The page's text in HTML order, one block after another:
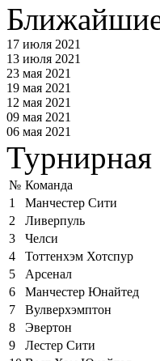
17 июля 2021
13 июля 2021
23 мая 2021
19 мая 2021
12 мая 2021
09 мая 2021
06 мая 2021
Турнирная
№ Команда
1
Манчестер Сити
2
Ливерпуль
3
Челси
4
Тоттенхэм Хотспур
5
Арсенал
6
Манчестер Юнайтед
7
Вулверхэмптон
8
Эвертон
9
Лестер Сити